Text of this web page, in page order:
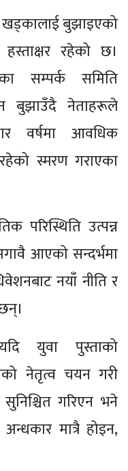
खड्कालाई बुझाइएको
रहेको छ।
सम्पर्क समिति
बुझाउँदै नेताहरूले
वर्षमा आवधिक
स्मरण गराएका
परिस्थिति उत्पन्न
आएको सन्दर्भमा
नयाँ नीति र
युवा पुस्ताको
नेतृत्व चयन गरी
गरिएन भने
मात्रै होइन,